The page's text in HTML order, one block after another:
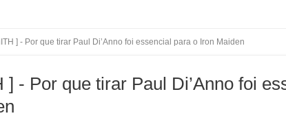
] - Por que tirar Paul Di’Anno foi essencial para o Iron Maiden
- Por que tirar Paul Di’Anno foi